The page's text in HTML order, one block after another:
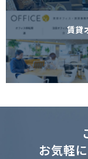
賃貸
お気軽